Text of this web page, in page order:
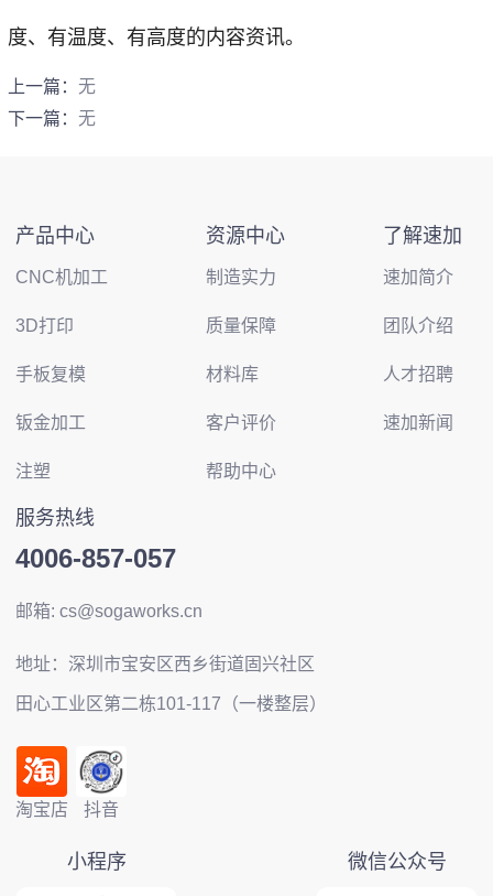
度、有温度、有高度的内容资讯。
上一篇： 无
下一篇： 无
产品中心
CNC机加工
3D打印
手板复模
钣金加工
注塑
资源中心
制造实力
质量保障
材料库
客户评价
帮助中心
了解速加
速加简介
团队介绍
人才招聘
速加新闻
服务热线
4006-857-057
邮箱: cs@sogaworks.cn
地址：深圳市宝安区西乡街道固兴社区
田心工业区第二栋101-117（一楼整层）
淘宝店 抖音
小程序 微信公众号